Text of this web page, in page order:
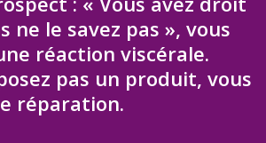
ne le savez pas », vous
réaction viscérale.
pas un produit, vous
réparation.